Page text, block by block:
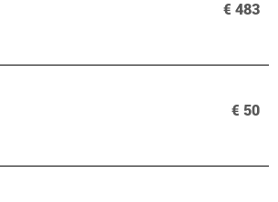
€ 483
€ 50